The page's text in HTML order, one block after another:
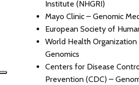
Institute (NHGRI)
Mayo Clinic – Genomic
European Society of
World Health Organization
Genomics
Centers for Disease
Prevention (CDC) –